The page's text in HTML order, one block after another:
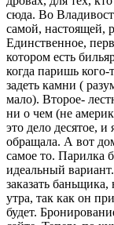
сюда. Во
самой, настоящей,
Единственное,
котором есть
когда паришь
задеть камни (
мало). Второе-
ни о чем (не
это дело десятое,
обращала. А вот
самое то. Парилка
идеальный
заказать
утра, так как он
будет.